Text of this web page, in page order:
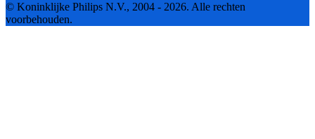
© Koninklijke Philips N.V., 2004 - 2026. Alle rechten
voorbehouden.